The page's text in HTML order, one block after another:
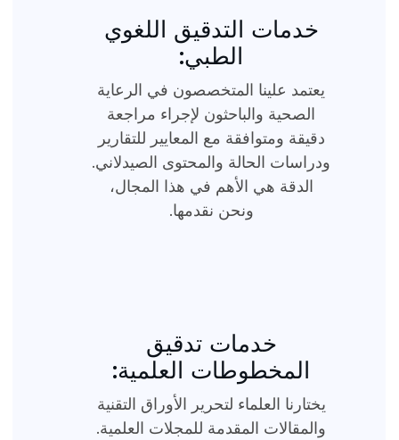
خدمات التدقيق اللغوي
الطبي:
يعتمد علينا المتخصصون في الرعاية
الصحية والباحثون لإجراء مراجعة
دقيقة ومتوافقة مع المعايير للتقارير
ودراسات الحالة والمحتوى الصيدلاني.
الدقة هي الأهم في هذا المجال،
ونحن نقدمها.
خدمات تدقيق
المخطوطات العلمية:
يختارنا العلماء لتحرير الأوراق التقنية
والمقالات المقدمة للمجلات العلمية.